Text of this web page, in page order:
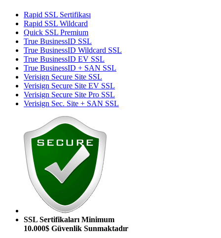
Rapid SSL Sertifikası
Rapid SSL Wildcard
Quick SSL Premium
True BusinessID SSL
True BusinessID Wildcard SSL
True BusinessID EV SSL
True BusinessID + SAN SSL
Verisign Secure Site SSL
Verisign Secure Site EV SSL
Verisign Secure Site Pro SSL
Verisign Sec. Site + SAN SSL
SSL Sertifikaları Minimum
10.000$ Güvenlik Sunmaktadır